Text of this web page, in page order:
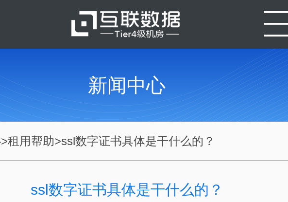
新闻中心
>租用帮助>ssl数字证书具体是干什么的？
ssl数字证书具体是干什么的？